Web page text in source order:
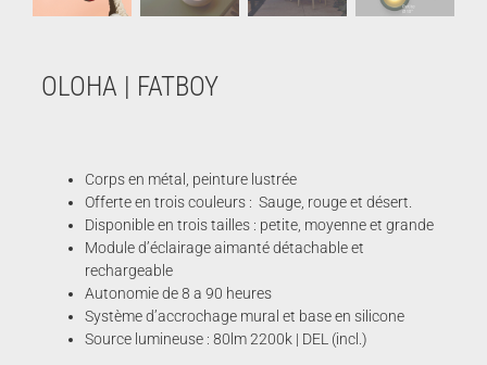
OLOHA | FATBOY
Corps en métal, peinture lustrée
Offerte en trois couleurs : Sauge, rouge et désert.
Disponible en trois tailles : petite, moyenne et grande
Module d’éclairage aimanté détachable et
rechargeable
Autonomie de 8 a 90 heures
Système d’accrochage mural et base en silicone
Source lumineuse : 80lm 2200k | DEL (incl.)